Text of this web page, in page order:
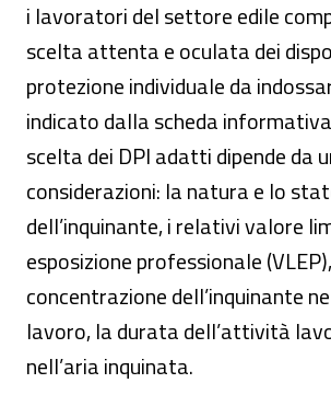
i lavoratori del settore edile
scelta attenta e oculata dei
protezione individuale da
indicato dalla scheda
scelta dei DPI adatti dipende da
considerazioni: la natura e lo
dell’inquinante, i relativi valore
esposizione professionale
concentrazione dell’inquinante
lavoro, la durata dell’attività
nell’aria inquinata.